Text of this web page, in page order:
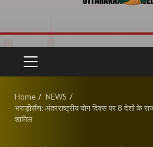
PRIMARY
Home
NEWS
भराड़ीसैंण: अंतरराष्ट्रीय योग दिवस पर 8 देशों के
शामिल